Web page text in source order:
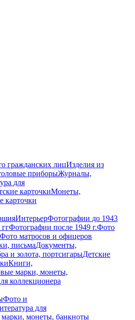
гражданских лицИзделия из
приборыЖурналы,
для
карточкиМонеты,
карточки
ИнтерьерФотографии до 1943
Фотографии после 1949 г.Фото
Фото матросов и офицеров
письмаДокументы,
и золота, портсигарыДетские
Книги,
марки, монеты,
коллекционера
Фото и
для
монеты, банкноты